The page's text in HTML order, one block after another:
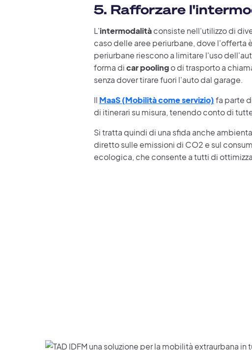
5. Rafforzare
L'intermodalitàconsiste nell'utilizzo di
caso delle aree periurbane, dove l'offerta
periurbane riescono a limitare l'uso
forma dicar poolingo di trasporto a
senza dover tirare fuori l'auto dal garage.
Il MaaS (Mobilità come servizio)fa parte
di itinerari su misura, tenendo conto di
Si tratta quindi di una sfida anche
diretto sulle emissioni di CO2 e sul
ecologica, che consente a tutti di